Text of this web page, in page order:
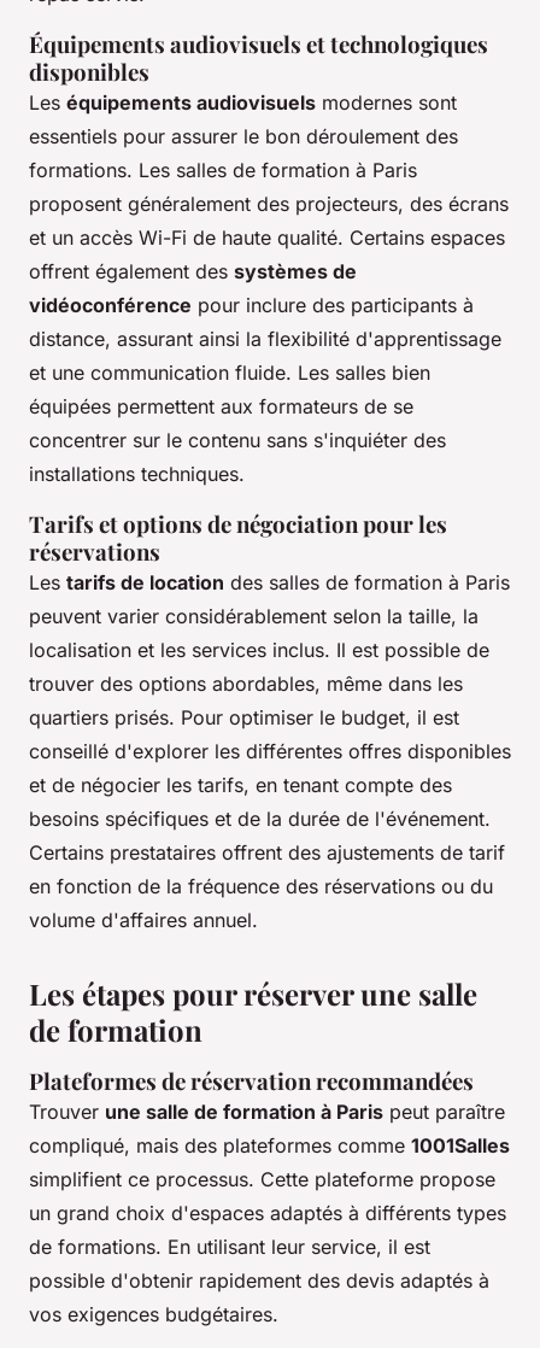
Équipements audiovisuels et technologiques
disponibles
Les équipements audiovisuels modernes sont
essentiels pour assurer le bon déroulement des
formations. Les salles de formation à Paris
proposent généralement des projecteurs, des écrans
et un accès Wi-Fi de haute qualité. Certains espaces
offrent également des systèmes de
vidéoconférence pour inclure des participants à
distance, assurant ainsi la flexibilité d'apprentissage
et une communication fluide. Les salles bien
équipées permettent aux formateurs de se
concentrer sur le contenu sans s'inquiéter des
installations techniques.
Tarifs et options de négociation pour les
réservations
Les tarifs de location des salles de formation à Paris
peuvent varier considérablement selon la taille, la
localisation et les services inclus. Il est possible de
trouver des options abordables, même dans les
quartiers prisés. Pour optimiser le budget, il est
conseillé d'explorer les différentes offres disponibles
et de négocier les tarifs, en tenant compte des
besoins spécifiques et de la durée de l'événement.
Certains prestataires offrent des ajustements de tarif
en fonction de la fréquence des réservations ou du
volume d'affaires annuel.
Les étapes pour réserver une salle
de formation
Plateformes de réservation recommandées
Trouver une salle de formation à Paris peut paraître
compliqué, mais des plateformes comme 1001Salles
simplifient ce processus. Cette plateforme propose
un grand choix d'espaces adaptés à différents types
de formations. En utilisant leur service, il est
possible d'obtenir rapidement des devis adaptés à
vos exigences budgétaires.